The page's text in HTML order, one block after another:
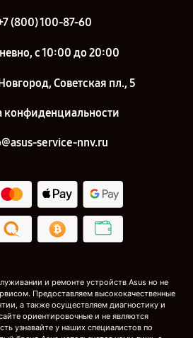
(800) 100-87-60
с 10:00 до 20:00
Советская пл., 5
конфиденциальности
service-nnv.ru
и ремонте устройств Asus но не
Предоставляем высококачественные
а также осуществляем диагностику и
ориентировочные и не являются
узнавайте у наших специалистов по